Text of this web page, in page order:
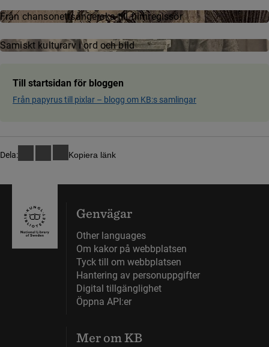
Från chan­so­nett­sång­ers­ka till film­re­gis­sör
Samiskt kulturarv i ord och bild
Till startsidan för bloggen
Från papyrus till pixlar ­– blog­g om KB:s samling­ar
Dela: Kopiera länk
Genvägar
Other languages
Om kakor på webbplatsen
Tyck till om webbplatsen
Hantering av personuppgifter
Digital tillgänglighet
Öppna API:er
Mer om KB